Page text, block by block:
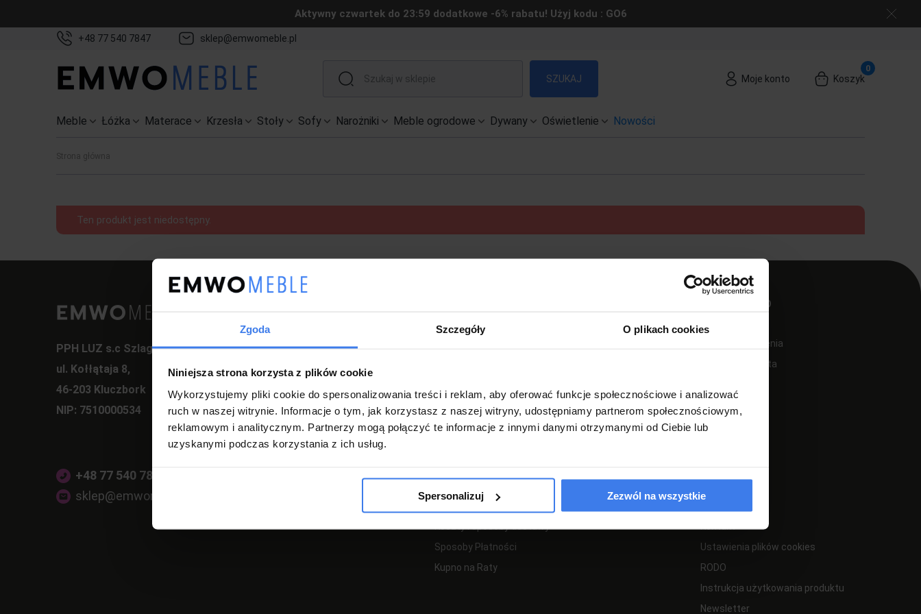
Zgoda Szczegóły O plikach cookies
Niniejsza strona korzysta z plików cookie
Wykorzystujemy pliki cookie do spersonalizowania treści i reklam, aby oferować funkcje społecznościowe i analizować
ruch w naszej witrynie. Informacje o tym, jak korzystasz z naszej witryny, udostępniamy partnerom społecznościowym,
reklamowym i analitycznym. Partnerzy mogą połączyć te informacje z innymi danymi otrzymanymi od Ciebie lub
uzyskanymi podczas korzystania z ich usług.
Spersonalizuj Zezwól na wszystkie
Aktywny czwartek do 23:59 dodatkowe -6% rabatu! Użyj kodu : GO6
+48 77 540 7847 sklep@emwomeble.pl
SZUKAJ Moje konto Koszyk
Meble Łóżka Materace Krzesła Stoły Sofy Narożniki Meble ogrodowe Dywany Oświetlenie Nowości
Strona główna
Ten produkt jest niedostępny.
PPH LUZ s.c Szlagor Marek Szlagor Wojciech
ul. Kołłątaja 8,
46-203 Kluczbork
NIP: 7510000534
+48 77 540 78 47
sklep@emwomeble.pl
Zwroty i Reklamacje
Polityka Prywatności
MOJE KONTO
Twoje zamówienia
Ustawienia konta
Sposoby Płatności
Kupno na Raty
Ustawienia plików cookies
RODO
Instrukcja użytkowania produktu
Newsletter